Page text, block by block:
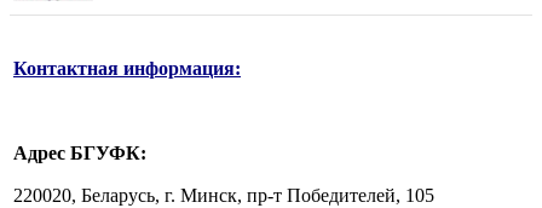
Контактная информация:
Адрес БГУФК:
220020, Беларусь, г. Минск, пр-т Победителей, 105